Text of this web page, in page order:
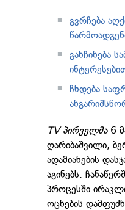
გვრჩება
განჩინება
ჩნდება
TV პირველმა6
ღარიბაშვილი,
ადამიანების
აგინებს.
პროცესში
ოცნების